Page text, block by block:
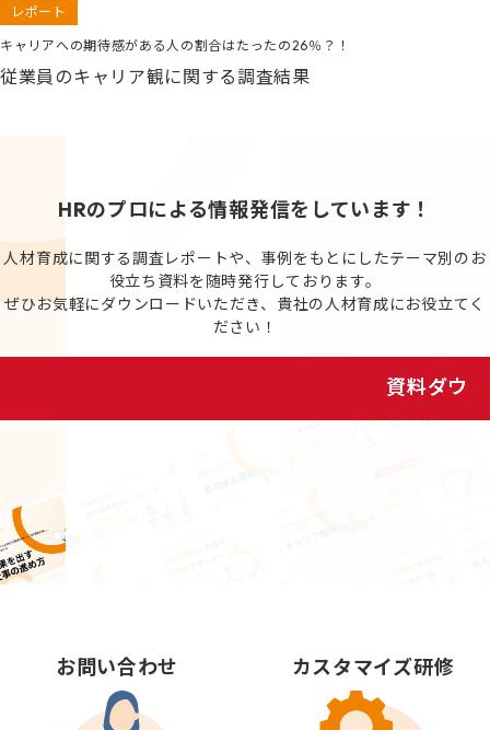
レポート
キャリアへの期待感がある人の割合はたったの26％？！
従業員のキャリア観に関する調査結果
HRのプロによる情報発信をしています！
人材育成に関する調査レポートや、事例をもとにしたテーマ別のお
役立ち資料を随時発行しております。
ぜひお気軽にダウンロードいただき、貴社の人材育成にお役立てく
ださい！
お問い合わせ カスタマイズ研修